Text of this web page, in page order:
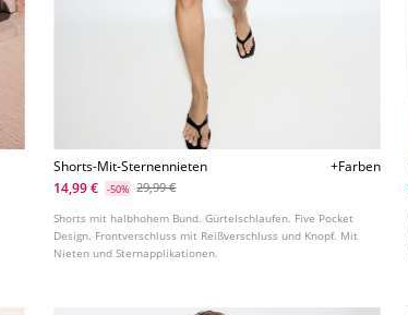
Shorts-Mit-Sternennieten
+Farben
14,99 €
-50% 29,99 €
Shorts mit halbhohem Bund. Gürtelschlaufen. Five Pocket
Design. Frontverschluss mit Reißverschluss und Knopf. Mit
Nieten und Sternapplikationen.